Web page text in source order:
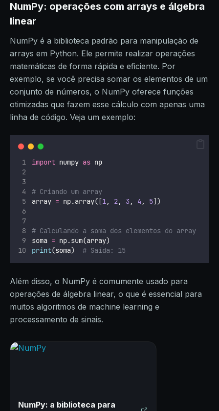
NumPy: operações com arrays e álgebra
linear
NumPy é a biblioteca padrão para manipulação de
arrays em Python. Ele permite realizar operações
matemáticas de forma rápida e eficiente. Por
exemplo, se você precisa somar os elementos de um
conjunto de números, o NumPy oferece funções
otimizadas que fazem esse cálculo com apenas uma
linha de código. Veja um exemplo:
import numpy as np
# Criando um array
array = np.array([1, 2, 3 , 4 , 5])
# Calculando a soma dos elementos do array
soma = np.sum(array)
print(soma) # Saída: 15
Além disso, o NumPy é comumente usado para
operações de álgebra linear, o que é essencial para
muitos algoritmos de machine learning e
processamento de sinais.
NumPy: a biblioteca para